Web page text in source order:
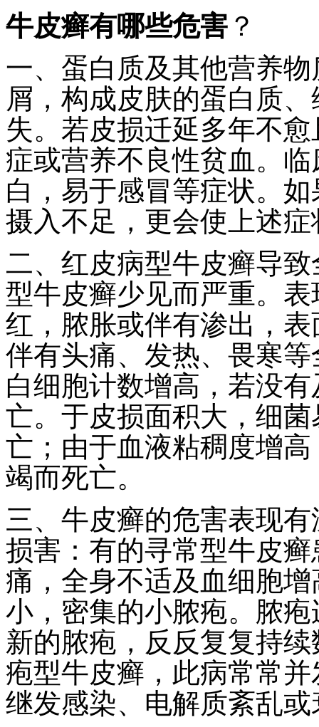
牛皮癣有哪些危害 ？
一、蛋白质及其他营养
屑，构成皮肤的蛋白质
失。若皮损迁延多年不
症或营养不良性贫血。
白，易于感冒等症状。
摄入不足，更会使上述
二、红皮病型牛皮癣导
型牛皮癣少见而严重。
红，脓胀或伴有渗出，
伴有头痛、发热、畏寒
白细胞计数增高，若没
亡。于皮损面积大，细
亡；由于血液粘稠度增
竭而死亡。
三、牛皮癣的危害表现
损害：有的寻常型牛皮
痛，全身不适及血细胞
小，密集的小脓疱。脓
新的脓疱，反反复复持
疱型牛皮癣，此病常常
继发感染、电解质紊乱